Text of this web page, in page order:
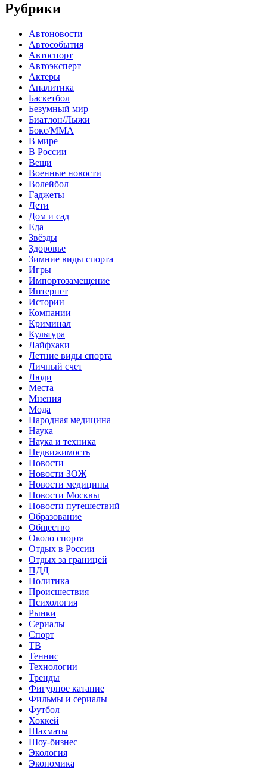
Рубрики
Автоновости
Автособытия
Автоспорт
Автоэксперт
Актеры
Аналитика
Баскетбол
Безумный мир
Биатлон/Лыжи
Бокс/MMA
В мире
В России
Вещи
Военные новости
Волейбол
Гаджеты
Дети
Дом и сад
Еда
Звёзды
Здоровье
Зимние виды спорта
Игры
Импортозамещение
Интернет
Истории
Компании
Криминал
Культура
Лайфхаки
Летние виды спорта
Личный счет
Люди
Места
Мнения
Мода
Народная медицина
Наука
Наука и техника
Недвижимость
Новости
Новости ЗОЖ
Новости медицины
Новости Москвы
Новости путешествий
Образование
Общество
Около спорта
Отдых в России
Отдых за границей
ПДД
Политика
Происшествия
Психология
Рынки
Сериалы
Спорт
ТВ
Теннис
Технологии
Тренды
Фигурное катание
Фильмы и сериалы
Футбол
Хоккей
Шахматы
Шоу-бизнес
Экология
Экономика